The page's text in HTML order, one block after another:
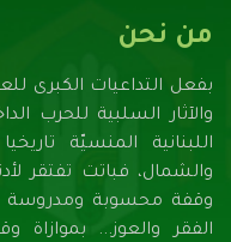
من نحن
والآثار السلبية للحرب
اللبنانية المنسيّة
والشمال، فباتت تفتقر
وقفة محسوبة ومدروسة
الفقر والعوز... بموازاة